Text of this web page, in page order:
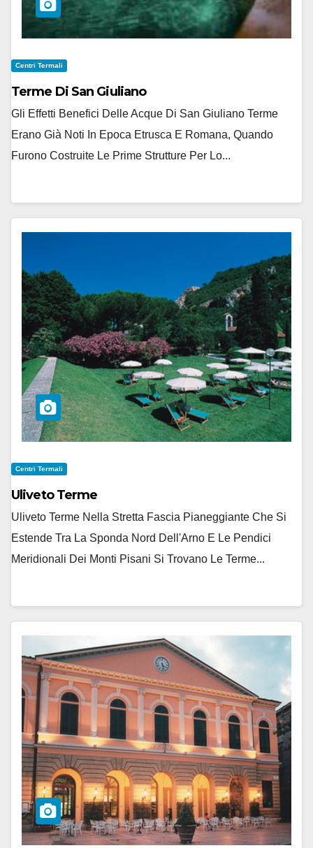
Centri Termali
Terme Di San Giuliano
Gli Effetti Benefici Delle Acque Di San Giuliano Terme
Erano Già Noti In Epoca Etrusca E Romana, Quando
Furono Costruite Le Prime Strutture Per Lo...
Centri Termali
Uliveto Terme
Uliveto Terme Nella Stretta Fascia Pianeggiante Che Si
Estende Tra La Sponda Nord Dell'Arno E Le Pendici
Meridionali Dei Monti Pisani Si Trovano Le Terme...